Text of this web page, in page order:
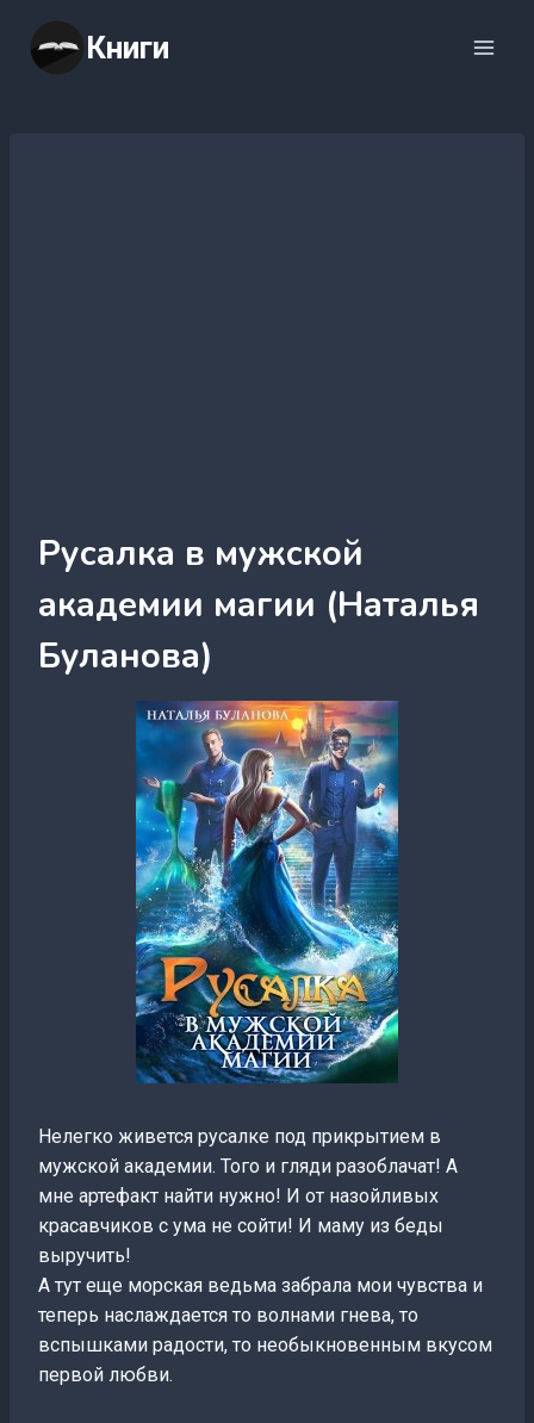
содержимому
Книги
Русалка в мужской
академии магии (Наталья
Буланова)
Нелегко живется русалке под прикрытием в
мужской академии. Того и гляди разоблачат! А
мне артефакт найти нужно! И от назойливых
красавчиков с ума не сойти! И маму из беды
выручить!
А тут еще морская ведьма забрала мои чувства и
теперь наслаждается то волнами гнева, то
вспышками радости, то необыкновенным вкусом
первой любви.